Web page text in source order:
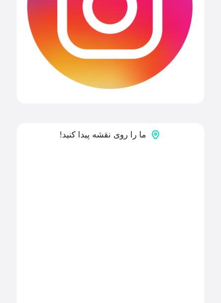
ما را روی نقشه پیدا کنید!